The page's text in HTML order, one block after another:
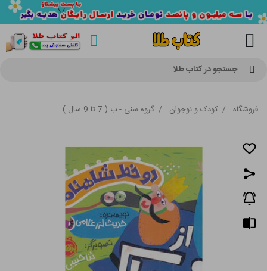
جستجو در کتاب طلا
فروشگاه / کودک و نوجوان / گروه سنی - ب ( 7 تا 9 سال )